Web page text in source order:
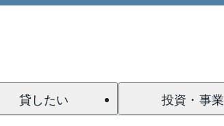
貸したい 投資・事業